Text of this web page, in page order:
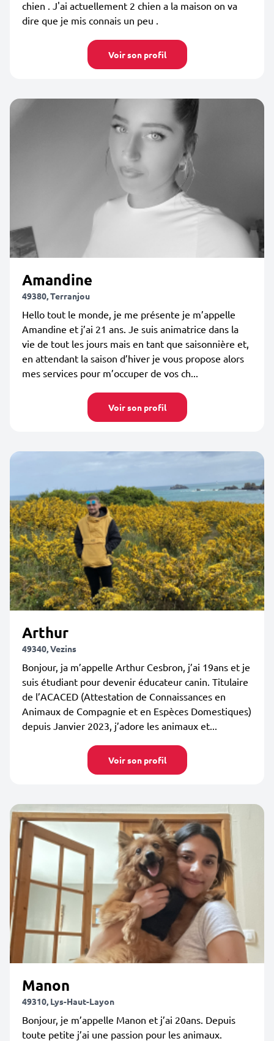
chien . J'ai actuellement 2 chien a la maison on va
dire que je mis connais un peu .
Voir son profil
Amandine
49380, Terranjou
Hello tout le monde, je me présente je m’appelle
Amandine et j’ai 21 ans. Je suis animatrice dans la
vie de tout les jours mais en tant que saisonnière et,
en attendant la saison d’hiver je vous propose alors
mes services pour m’occuper de vos ch...
Voir son profil
Arthur
49340, Vezins
Bonjour, ja m’appelle Arthur Cesbron, j’ai 19ans et je
suis étudiant pour devenir éducateur canin. Titulaire
de l’ACACED (Attestation de Connaissances en
Animaux de Compagnie et en Espèces Domestiques)
depuis Janvier 2023, j’adore les animaux et...
Voir son profil
Manon
49310, Lys-Haut-Layon
Bonjour, je m’appelle Manon et j’ai 20ans. Depuis
toute petite j’ai une passion pour les animaux.